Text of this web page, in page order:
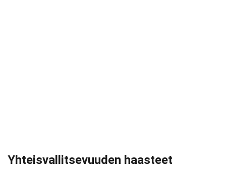
Yhteisvallitsevuuden haasteet